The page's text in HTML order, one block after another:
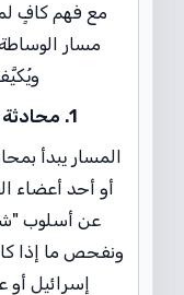
مع فهم كافٍ
مسار
1. محادثة تعارف أولية – بدون التزام
المسار يبدأ
أو أحد أعضاء
عن أسلوب
ونفحص ما إذا
إسرائيل أو